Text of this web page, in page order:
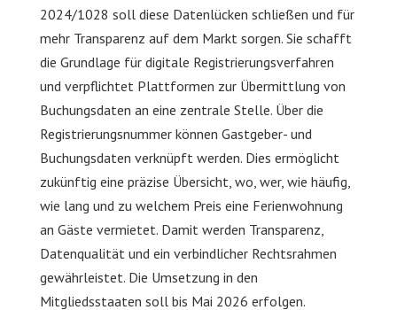
2024/1028 soll diese Datenlücken schließen und für
mehr Transparenz auf dem Markt sorgen. Sie schafft
die Grundlage für digitale Registrierungsverfahren
und verpflichtet Plattformen zur Übermittlung von
Buchungsdaten an eine zentrale Stelle. Über die
Registrierungsnummer können Gastgeber- und
Buchungsdaten verknüpft werden. Dies ermöglicht
zukünftig eine präzise Übersicht, wo, wer, wie häufig,
wie lang und zu welchem Preis eine Ferienwohnung
an Gäste vermietet. Damit werden Transparenz,
Datenqualität und ein verbindlicher Rechtsrahmen
gewährleistet. Die Umsetzung in den
Mitgliedsstaaten soll bis Mai 2026 erfolgen.